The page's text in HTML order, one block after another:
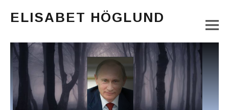
ELISABET HÖGLUND
Main Menu